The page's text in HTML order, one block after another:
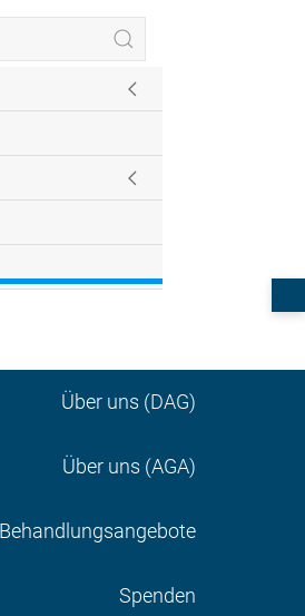
Über uns (DAG)
Über uns (AGA)
Behandlungsangebote
Spenden